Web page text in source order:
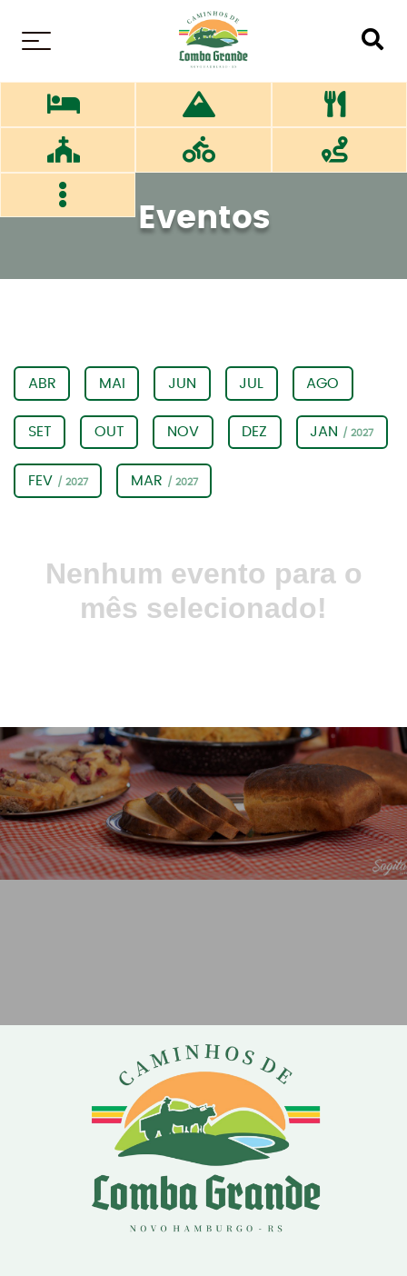
Eventos
ABR MAI JUN JUL AGO
SET OUT NOV DEZ JAN / 2027
FEV / 2027 MAR / 2027
Nenhum evento para o
mês selecionado!